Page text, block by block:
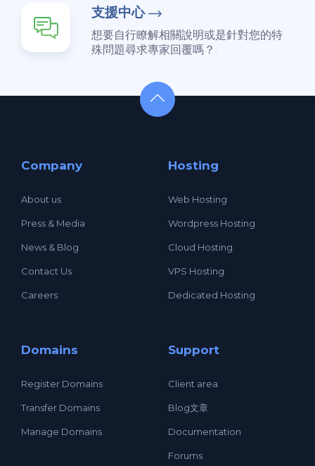
支援中心
想要自行瞭解相關說明或是針對您的特
殊問題尋求專家回覆嗎？.
Company
About us
Press & Media
News & Blog
Contact Us
Careers
Hosting
Web Hosting
Wordpress Hosting
Cloud Hosting
VPS Hosting
Dedicated Hosting
Domains
Register Domains
Transfer Domains
Manage Domains
Support
Client area
Blog文章
Documentation
Forums